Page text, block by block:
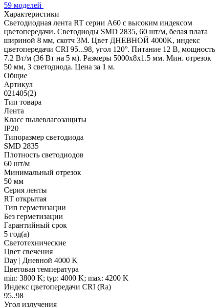
59 моделей
Характеристики
Светодиодная лента RT серии A60 с высоким индексом
цветопередачи. Светодиоды SMD 2835, 60 шт/м, белая плата
шириной 8 мм, скотч 3М. Цвет ДНЕВНОЙ 4000K, индекс
цветопередачи CRI 95...98, угол 120°. Питание 12 В, мощность
7.2 Вт/м (36 Вт на 5 м). Размеры 5000х8х1.5 мм. Мин. отрезок
50 мм, 3 светодиода. Цена за 1 м.
Общие
Артикул
021405(2)
Тип товара
Лента
Класс пылевлагозащиты
IP20
Типоразмер светодиода
SMD 2835
Плотность светодиодов
60 шт/м
Минимальный отрезок
50 мм
Серия ленты
RT открытая
Тип герметизации
Без герметизации
Гарантийный срок
5 год(а)
Светотехнические
Цвет свечения
Day | Дневной 4000 K
Цветовая температура
min: 3800 K; typ: 4000 K; max: 4200 K
Индекс цветопередачи CRI (Ra)
95..98
Угол излучения